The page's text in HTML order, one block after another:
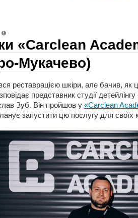
«Carclean
Мукачево)
реставрацією шкіри, але бачив, як
представник студії
Зуб. Він пройшов у «Carclean
запустити цю послугу для своїх